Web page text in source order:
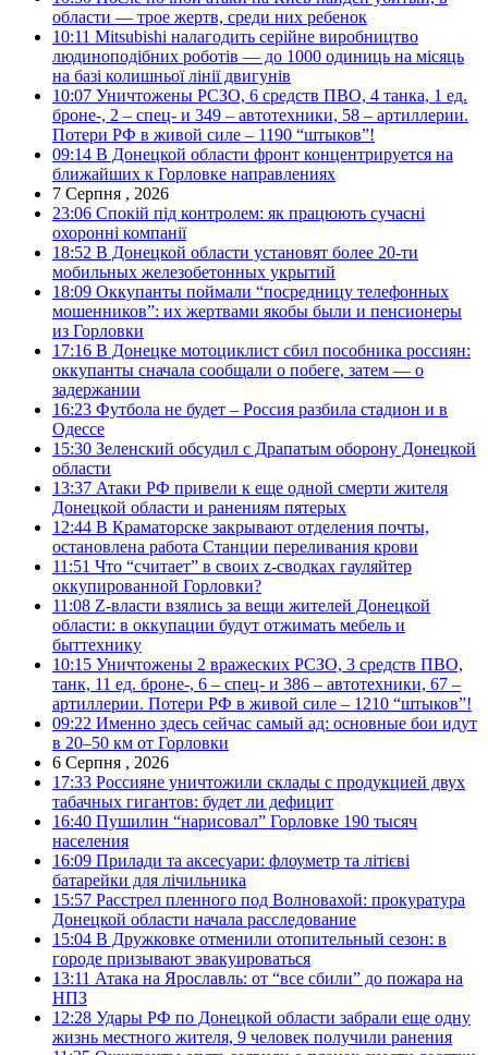
области — трое жертв, среди них ребенок
10:11 Mitsubishi налагодить серійне виробництво
людиноподібних роботів — до 1000 одиниць на місяць
на базі колишньої лінії двигунів
10:07 Уничтожены РСЗО, 6 средств ПВО, 4 танка, 1 ед.
броне-, 2 – спец- и 349 – автотехники, 58 – артиллерии.
Потери РФ в живой силе – 1190 “штыков”!
09:14 В Донецкой области фронт концентрируется на
ближайших к Горловке направлениях
7 Серпня , 2026
23:06 Спокій під контролем: як працюють сучасні
охоронні компанії
18:52 В Донецкой области установят более 20-ти
мобильных железобетонных укрытий
18:09 Оккупанты поймали “посредницу телефонных
мошенников”: их жертвами якобы были и пенсионеры
из Горловки
17:16 В Донецке мотоциклист сбил пособника россиян:
оккупанты сначала сообщали о побеге, затем — о
задержании
16:23 Футбола не будет – Россия разбила стадион и в
Одессе
15:30 Зеленский обсудил с Драпатым оборону Донецкой
области
13:37 Атаки РФ привели к еще одной смерти жителя
Донецкой области и ранениям пятерых
12:44 В Краматорске закрывают отделения почты,
остановлена работа Станции переливания крови
11:51 Что “считает” в своих z-сводках гауляйтер
оккупированной Горловки?
11:08 Z-власти взялись за вещи жителей Донецкой
области: в оккупации будут отжимать мебель и
быттехнику
10:15 Уничтожены 2 вражеских РСЗО, 3 средств ПВО,
танк, 11 ед. броне-, 6 – спец- и 386 – автотехники, 67 –
артиллерии. Потери РФ в живой силе – 1210 “штыков”!
09:22 Именно здесь сейчас самый ад: основные бои идут
в 20–50 км от Горловки
6 Серпня , 2026
17:33 Россияне уничтожили склады с продукцией двух
табачных гигантов: будет ли дефицит
16:40 Пушилин “нарисовал” Горловке 190 тысяч
населения
16:09 Прилади та аксесуари: флоуметр та літієві
батарейки для лічильника
15:57 Расстрел пленного под Волновахой: прокуратура
Донецкой области начала расследование
15:04 В Дружковке отменили отопительный сезон: в
городе призывают эвакуироваться
13:11 Атака на Ярославль: от “все сбили” до пожара на
НПЗ
12:28 Удары РФ по Донецкой области забрали еще одну
жизнь местного жителя, 9 человек получили ранения